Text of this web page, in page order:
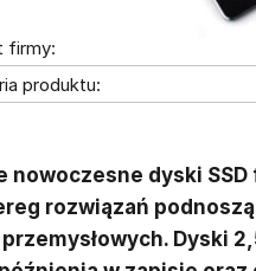
firmy:
produktu:
nowoczesne dyski
rozwiązań
Dyski